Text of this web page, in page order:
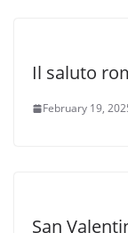
Il saluto
February 19,
San